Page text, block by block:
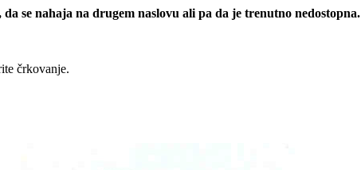
se nahaja na drugem naslovu ali pa da je trenutno nedostopna.
črkovanje.